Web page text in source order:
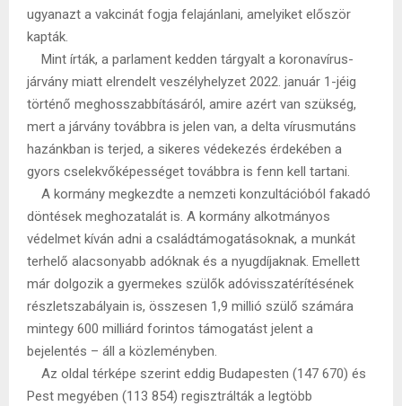
ugyanazt a vakcinát fogja felajánlani, amelyiket először
kapták.
Mint írták, a parlament kedden tárgyalt a koronavírus-
járvány miatt elrendelt veszélyhelyzet 2022. január 1-jéig
történő meghosszabbításáról, amire azért van szükség,
mert a járvány továbbra is jelen van, a delta vírusmutáns
hazánkban is terjed, a sikeres védekezés érdekében a
gyors cselekvőképességet továbbra is fenn kell tartani.
A kormány megkezdte a nemzeti konzultációból fakadó
döntések meghozatalát is. A kormány alkotmányos
védelmet kíván adni a családtámogatásoknak, a munkát
terhelő alacsonyabb adóknak és a nyugdíjaknak. Emellett
már dolgozik a gyermekes szülők adóvisszatérítésének
részletszabályain is, összesen 1,9 millió szülő számára
mintegy 600 milliárd forintos támogatást jelent a
bejelentés – áll a közleményben.
Az oldal térképe szerint eddig Budapesten (147 670) és
Pest megyében (113 854) regisztrálták a legtöbb